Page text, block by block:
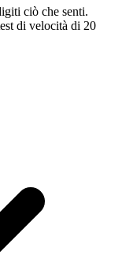
ciò che senti.
di velocità di 20